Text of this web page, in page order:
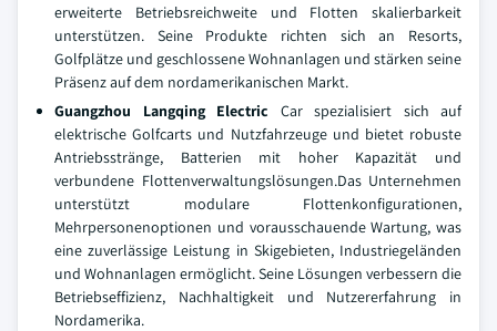
erweiterte Betriebsreichweite und Flotten skalierbarkeit
unterstützen. Seine Produkte richten sich an Resorts,
Golfplätze und geschlossene Wohnanlagen und stärken seine
Präsenz auf dem nordamerikanischen Markt.
Guangzhou Langqing Electric Car spezialisiert sich auf
elektrische Golfcarts und Nutzfahrzeuge und bietet robuste
Antriebsstränge, Batterien mit hoher Kapazität und
verbundene Flottenverwaltungslösungen.Das Unternehmen
unterstützt modulare Flottenkonfigurationen,
Mehrpersonenoptionen und vorausschauende Wartung, was
eine zuverlässige Leistung in Skigebieten, Industriegeländen
und Wohnanlagen ermöglicht. Seine Lösungen verbessern die
Betriebseffizienz, Nachhaltigkeit und Nutzererfahrung in
Nordamerika.